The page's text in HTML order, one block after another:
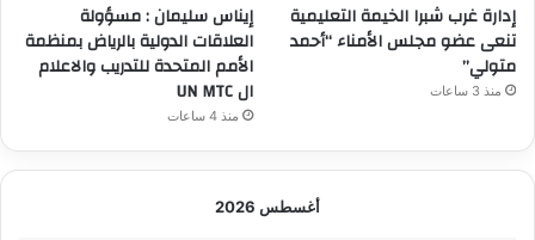
إدارة غرب شبرا الخيمة التعليمية
تنعى عضو مجلس الأمناء “أحمد
متولي”
منذ 3 ساعات
إيناس سليمان : مسؤولة
العلاقات الدولية بالرياض بمنظمة
الأمم المتحدة للتدريب والاعلام
ال UN MTC
منذ 4 ساعات
أغسطس 2026